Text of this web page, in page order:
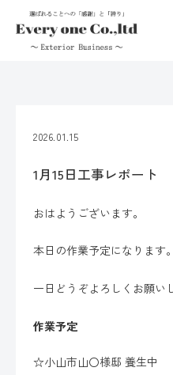
2026.01.15
1月15日工事レポート
おはようございます。
本日の作業予定になります。
一日どうぞよろしくお願い
作業予定
☆小山市山〇様邸 養生中